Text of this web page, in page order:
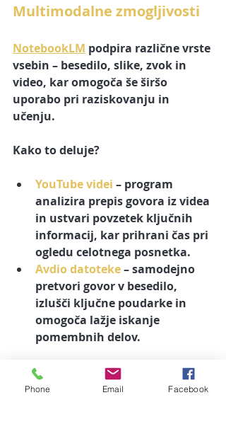
Multimodalne zmogljivosti
NotebookLM podpira različne vrste
vsebin – besedilo, slike, zvok in
video, kar omogoča še širšo
uporabo pri raziskovanju in
učenju.
Kako to deluje?
YouTube videi – program
analizira prepis govora iz videa
in ustvari povzetek ključnih
informacij, kar prihrani čas pri
ogledu celotnega posnetka.
Avdio datoteke – samodejno
pretvori govor v besedilo,
izlušči ključne poudarke in
omogoča lažje iskanje
pomembnih delov.
Tako lahko hitreje dostopate do
bistvenih informacij, ne glede na
Phone Email Facebook